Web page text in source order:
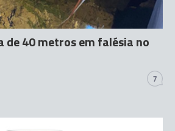
de 40 metros em falésia no
7